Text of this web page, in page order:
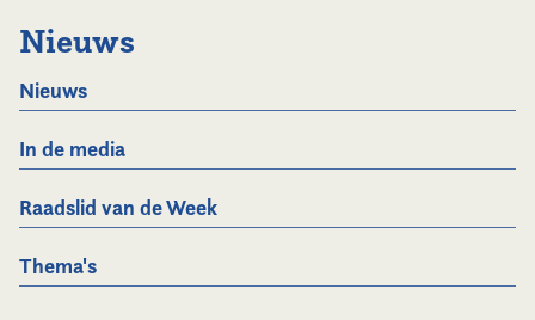
Nieuws
Nieuws
In de media
Raadslid van de Week
Thema's